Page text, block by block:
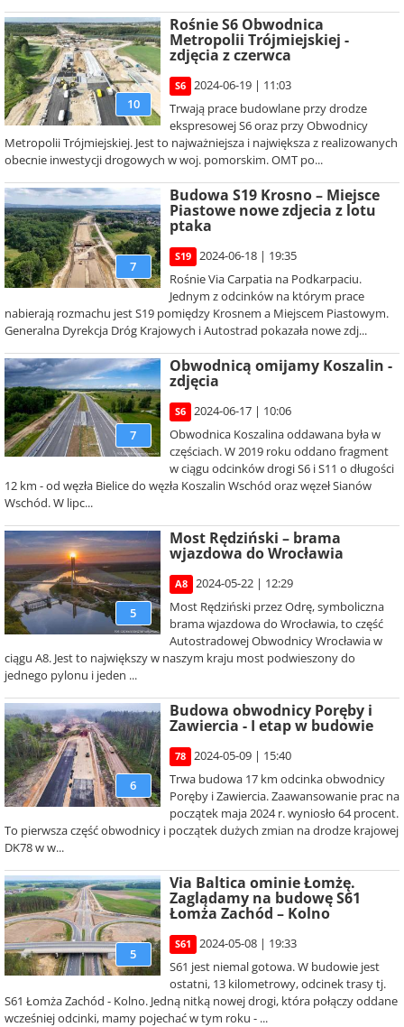
10
Rośnie S6 Obwodnica
Metropolii Trójmiejskiej -
zdjęcia z czerwca
S6
2024-06-19 | 11:03
Trwają prace budowlane przy drodze
ekspresowej S6 oraz przy Obwodnicy
Metropolii Trójmiejskiej. Jest to najważniejsza i największa z realizowanych
obecnie inwestycji drogowych w woj. pomorskim. OMT po...
7
Budowa S19 Krosno – Miejsce
Piastowe nowe zdjecia z lotu
ptaka
S19
2024-06-18 | 19:35
Rośnie Via Carpatia na Podkarpaciu.
Jednym z odcinków na którym prace
nabierają rozmachu jest S19 pomiędzy Krosnem a Miejscem Piastowym.
Generalna Dyrekcja Dróg Krajowych i Autostrad pokazała nowe zdj...
7
Obwodnicą omijamy Koszalin -
zdjęcia
S6
2024-06-17 | 10:06
Obwodnica Koszalina oddawana była w
częściach. W 2019 roku oddano fragment
w ciągu odcinków drogi S6 i S11 o długości
12 km - od węzła Bielice do węzła Koszalin Wschód oraz węzeł Sianów
Wschód. W lipc...
5
Most Rędziński – brama
wjazdowa do Wrocławia
A8
2024-05-22 | 12:29
Most Rędziński przez Odrę, symboliczna
brama wjazdowa do Wrocławia, to część
Autostradowej Obwodnicy Wrocławia w
ciągu A8. Jest to największy w naszym kraju most podwieszony do
jednego pylonu i jeden ...
6
Budowa obwodnicy Poręby i
Zawiercia - I etap w budowie
78
2024-05-09 | 15:40
Trwa budowa 17 km odcinka obwodnicy
Poręby i Zawiercia. Zaawansowanie prac na
początek maja 2024 r. wyniosło 64 procent.
To pierwsza część obwodnicy i początek dużych zmian na drodze krajowej
DK78 w w...
5
Via Baltica ominie Łomżę.
Zaglądamy na budowę S61
Łomża Zachód – Kolno
S61
2024-05-08 | 19:33
S61 jest niemal gotowa. W budowie jest
ostatni, 13 kilometrowy, odcinek trasy tj.
S61 Łomża Zachód - Kolno. Jedną nitką nowej drogi, która połączy oddane
wcześniej odcinki, mamy pojechać w tym roku - ...